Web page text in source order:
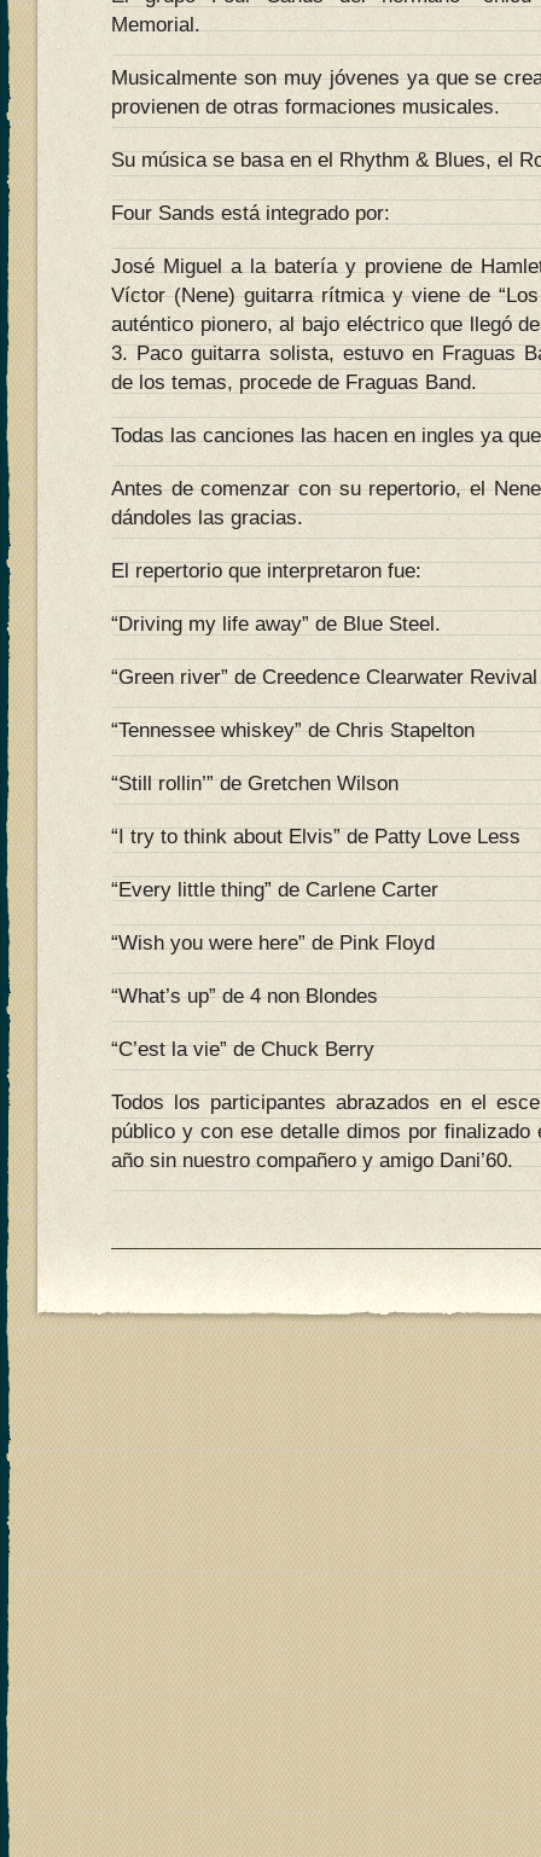
Memorial.
Musicalmente son muy jóvenes ya que se
provienen de otras formaciones musicales.
Su música se basa en el Rhythm & Blues, el
Four Sands está integrado por:
José Miguel a la batería y proviene de
Víctor (Nene) guitarra rítmica y viene de
auténtico pionero, al bajo eléctrico que llegó
3. Paco guitarra solista, estuvo en Fraguas
de los temas, procede de Fraguas Band.
Todas las canciones las hacen en ingles ya
Antes de comenzar con su repertorio, el
dándoles las gracias.
El repertorio que interpretaron fue:
“Driving my life away” de Blue Steel.
“Green river” de Creedence Clearwater Revival
“Tennessee whiskey” de Chris Stapelton
“Still rollin’” de Gretchen Wilson
“I try to think about Elvis” de Patty Love Less
“Every little thing” de Carlene Carter
“Wish you were here” de Pink Floyd
“What’s up” de 4 non Blondes
“C’est la vie” de Chuck Berry
Todos los participantes abrazados en el
público y con ese detalle dimos por finalizado
año sin nuestro compañero y amigo Dani’60.